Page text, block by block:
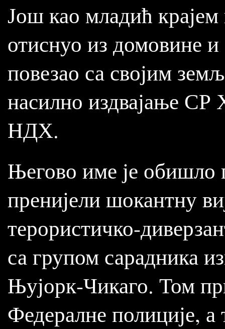
Још као младић крајем
отиснуо из домовине
повезао са својим
насилно издвајање
НДХ.
Његово име је обишло
пренијели шокантну
терористичко-
са групом сарадника
Њујорк-Чикаго. Том
Федералне полиције, а